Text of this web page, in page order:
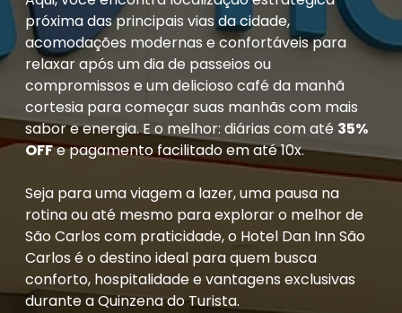
próxima das principais vias da cidade,
acomodações modernas e confortáveis para
relaxar após um dia de passeios ou
compromissos e um delicioso café da manhã
cortesia para começar suas manhãs com mais
sabor e energia. E o melhor: diárias com até 35%
OFFe pagamento facilitado em até 10x.
Seja para uma viagem a lazer, uma pausa na
rotina ou até mesmo para explorar o melhor de
São Carlos com praticidade, o Hotel Dan Inn São
Carlos é o destino ideal para quem busca
conforto, hospitalidade e vantagens exclusivas
durante a Quinzena do Turista.